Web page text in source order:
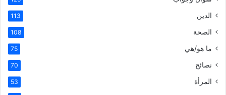
الدين 113
الصحة 108
ما هو/هي 75
نصائح 70
المرأة 53